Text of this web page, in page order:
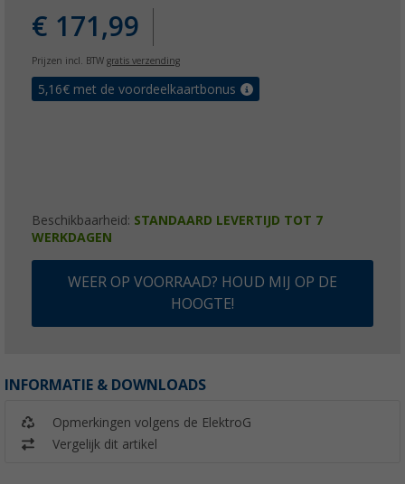
€ 171,99
Prijzen incl. BTW gratis verzending
5,16€ met de voordeelkaartbonus
Beschikbaarheid: STANDAARD LEVERTIJD TOT 7
WERKDAGEN
WEER OP VOORRAAD? HOUD MIJ OP DE
HOOGTE!
INFORMATIE & DOWNLOADS
Opmerkingen volgens de ElektroG
Vergelijk dit artikel